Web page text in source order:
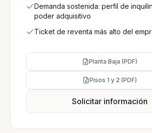
Demanda sostenida: perfil de
poder adquisitivo
Ticket de reventa más alto del
Planta Baja (PDF)
Pisos 1 y 2 (PDF)
Solicitar información